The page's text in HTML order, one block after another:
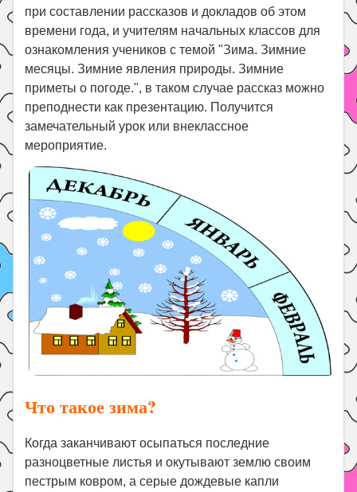
Поиск
при составлении рассказов и докладов об этом
времени года, и учителям начальных классов для
ознакомления учеников с темой "Зима. Зимние
месяцы. Зимние явления природы. Зимние
приметы о погоде.", в таком случае рассказ можно
преподнести как презентацию. Получится
замечательный урок или внеклассное
мероприятие.
Что такое зима?
Когда заканчивают осыпаться последние
разноцветные листья и окутывают землю своим
пестрым ковром, а серые дождевые капли